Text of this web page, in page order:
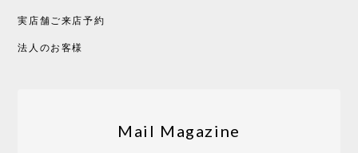
実店舗ご来店予約
法人のお客様
Mail Magazine